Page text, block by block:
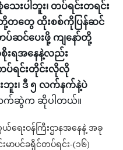
းပါဘူး၊ တပ်ရင်းတရင်း
တို့တတွေ ထိုးစစ်ကိုပြန်ဆင်
ပ်ဆင်ပေးဖို့ ကျနော်တို့
းရအနေနဲ့လည်း
ပ်ရင်းတိုင်းလိုလို
း၊ ဒီ ၅ လက်နက်နဲ့ပဲ
က်ဆွဲက ဆိုပါတယ်။
ေးဝန်ကြီးဌာနအနေနဲ့ အခု
ပင်ခရိုင်တပ်ရင်း-(၁၆)